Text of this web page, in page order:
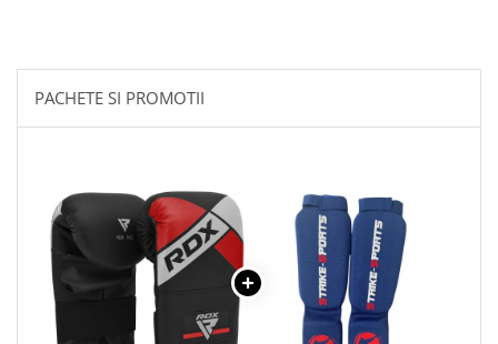
Suplimente pt Masa Musculara
Creatina
Vitamine/Minerale
Medicina Sportiva/Recuperare
PACHETE SI PROMOTII